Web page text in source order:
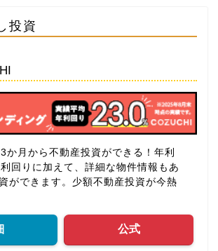
投資
か月から不動産投資ができる！年利
回りに加えて、詳細な物件情報もあ
ができます。少額不動産投資が今熱
公式